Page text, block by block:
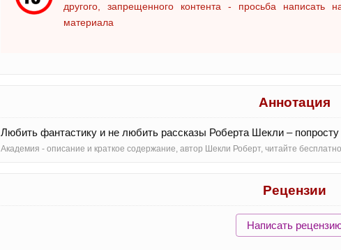
другого, запрещенного контента - просьба написать
материала
Аннотация
Любить фантастику и не любить рассказы Роберта Шекли –
Академия - oписание и краткое содержание, автор Шекли Роберт, читайте
Рецензии
Написать